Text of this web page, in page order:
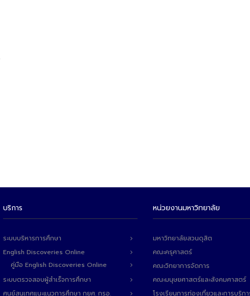
บริการ
ระบบบริหารการศึกษา
English Discoveries Online
คู่มือ English Discoveries Online
ระบบตรวจสอบผู้สำเร็จการศึกษา
ศูนย์สนเทศแนะแนวการศึกษา กยศ. กรอ.
หน่วยงานมหาวิทยาลัย
มหาวิทยาลัยสวนดุสิต
คณะครุศาสตร์
คณะวิทยาการจัดการ
คณะมนุษยศาสตร์และสังคมศาสตร์
โรงเรียนการท่องเที่ยวและการบริกา